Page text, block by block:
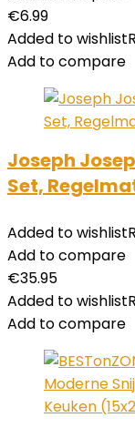
€6.99
Added to wishlist
Add to compare
Joseph
Set,
Added to wishlist
Add to compare
€35.95
Added to wishlist
Add to compare